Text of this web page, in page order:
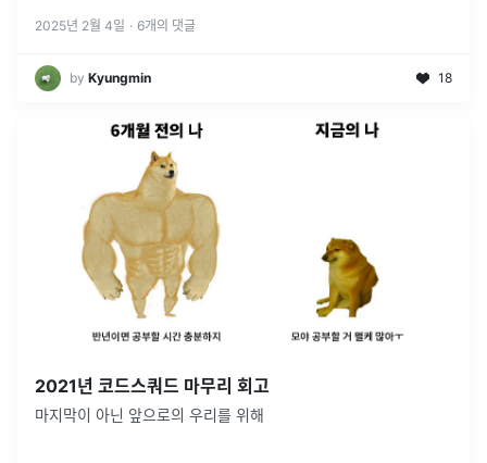
2025년 2월 4일 · 6개의 댓글
by Kyungmin 18
2021년 코드스쿼드 마무리 회고
마지막이 아닌 앞으로의 우리를 위해